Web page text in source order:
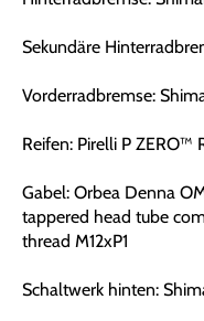
Sekundäre
Vorderradbremse:
Reifen: Pirelli P ZERO™
Gabel: Orbea Denna
tappered head tube
thread M12xP1
Schaltwerk hinten: